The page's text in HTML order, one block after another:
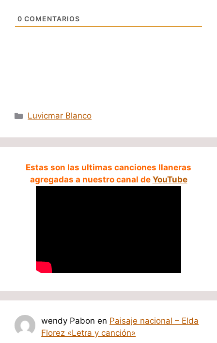
0 COMENTARIOS
Categorías
Luvicmar Blanco
Estas son las ultimas canciones llaneras
agregadas a nuestro canal de YouTube
wendy Pabon en Paisaje nacional – Elda
Florez «Letra y canción»